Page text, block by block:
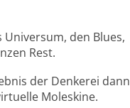
Universum, den Blues,
Rest.
der Denkerei dann
Moleskine.